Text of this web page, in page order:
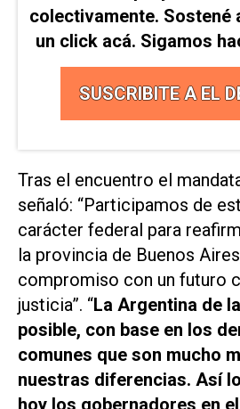
colectivamente. Sostené
un click acá. Sigamos
SUSCRIBITE A EL
Tras el encuentro el
señaló: “Participamos de
carácter federal para
la provincia de Buenos
compromiso con un futuro
justicia”. “La Argentina de
posible, con base en los
comunes que son mucho
nuestras diferencias. Así
hoy los gobernadores en